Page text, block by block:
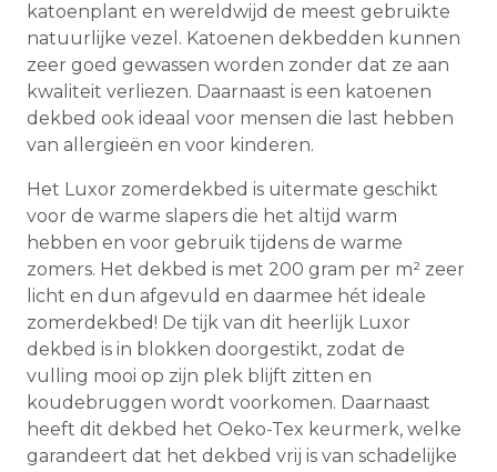
katoenplant en wereldwijd de meest gebruikte
natuurlijke vezel. Katoenen dekbedden kunnen
zeer goed gewassen worden zonder dat ze aan
kwaliteit verliezen. Daarnaast is een katoenen
dekbed ook ideaal voor mensen die last hebben
van allergieën en voor kinderen.
Het Luxor zomerdekbed is uitermate geschikt
voor de warme slapers die het altijd warm
hebben en voor gebruik tijdens de warme
zomers. Het dekbed is met 200 gram per m² zeer
licht en dun afgevuld en daarmee hét ideale
zomerdekbed! De tijk van dit heerlijk Luxor
dekbed is in blokken doorgestikt, zodat de
vulling mooi op zijn plek blijft zitten en
koudebruggen wordt voorkomen. Daarnaast
heeft dit dekbed het Oeko-Tex keurmerk, welke
garandeert dat het dekbed vrij is van schadelijke